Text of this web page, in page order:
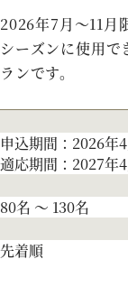
フォトガイド
ブライダルフ
ニュース
パーティレポ
2026年7月〜11月
シーズンに使用
ランです。
申込期間：2026年
適応期間：2027年
80名 ～ 130名
先着順